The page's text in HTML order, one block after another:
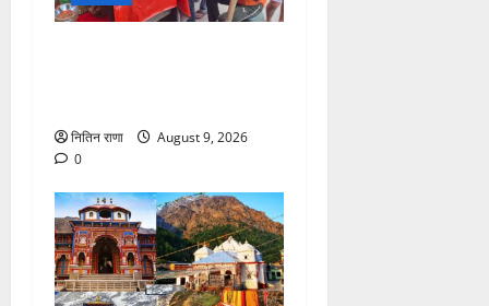
नितिन राणा
August 9, 2026
0